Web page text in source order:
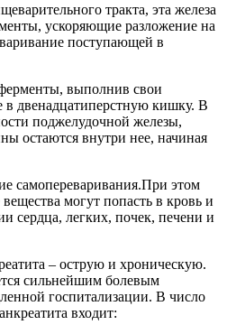
тракта, эта железа
ускоряющие разложение на
поступающей в
выполнив свои
в двенадцатиперстную кишку. В
поджелудочной железы,
остаются внутри нее, начиная
самопереваривания.При этом
могут попасть в кровь и
сердца, легких, почек, печени и
– острую и хроническую.
сильнейшим болевым
госпитализации. В число
входит: